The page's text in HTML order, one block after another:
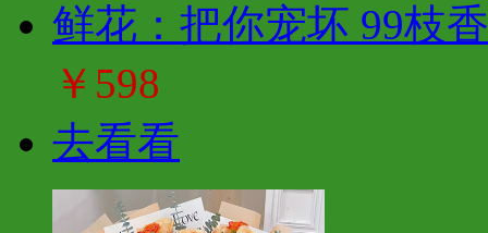
鲜花：把你宠坏 99枝
￥598
去看看